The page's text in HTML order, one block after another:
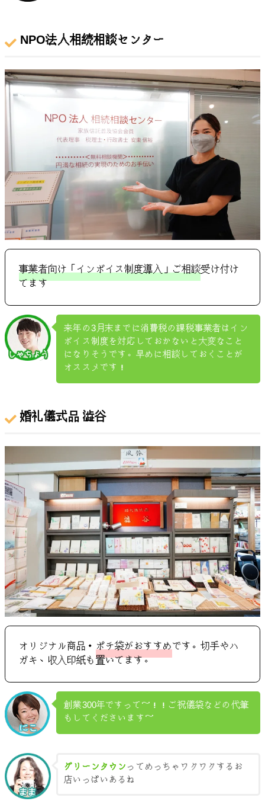
NPO法人相続相談センター
事業者向け「インボイス制度導入」ご相談受け付け
てます
来年の3月末までに消費税の課税事業者はイン
ボイス制度を対応しておかないと大変なこと
になりそうです。早めに相談しておくことが
オススメです！
婚礼儀式品 澁谷
オリジナル商品・ポチ袋がおすすめです。切手やハ
ガキ、収入印紙も置いてます。
創業300年ですって～！！ご祝儀袋などの代筆
もしてくださいます～
グリーンタウンってめっちゃワクワクするお
店いっぱいあるね